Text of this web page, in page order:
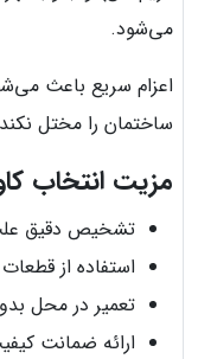
می‌شود.
اعزام سریع باعث
ساختمان را مختل
مزیت انتخاب
تشخیص دقیق
استفاده از
تعمیر در محل
ارائه ضمانت